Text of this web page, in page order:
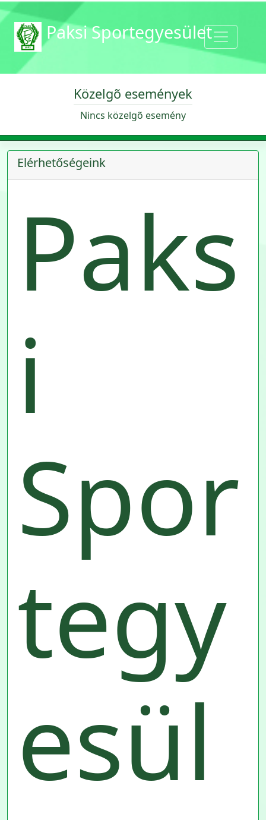
Paksi Sportegyesület
Közelgõ események
Nincs közelgõ esemény
Elérhetőségeink
Paks
i
Spor
tegy
esül